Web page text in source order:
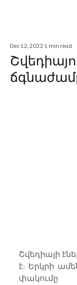
Dec 12, 2022 1 min read
Շվեդիայի
է: Երկրի